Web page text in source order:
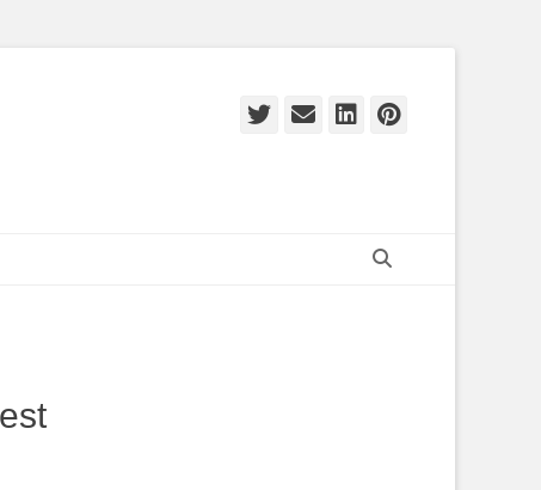
Twitter
E-
LinkedIn